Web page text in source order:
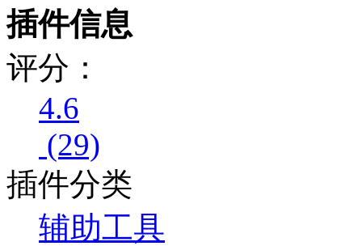
插件信息
评分：
4.6
(29)
插件分类
辅助工具